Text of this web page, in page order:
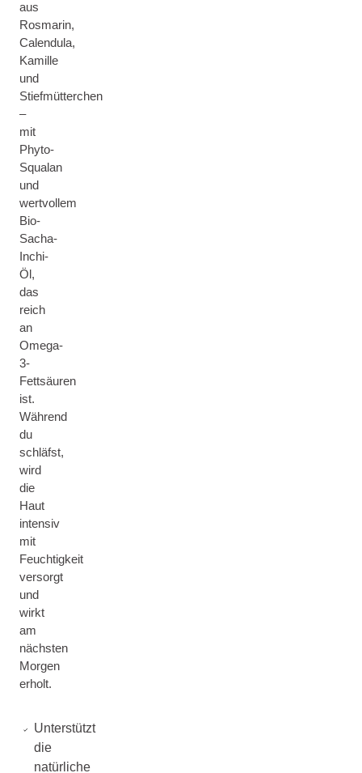
aus
Rosmarin,
Calendula,
Kamille
und
Stiefmütterchen
–
mit
Phyto-
Squalan
und
wertvollem
Bio-
Sacha-
Inchi-
Öl,
das
reich
an
Omega-
3-
Fettsäuren
ist.
Während
du
schläfst,
wird
die
Haut
intensiv
mit
Feuchtigkeit
versorgt
und
wirkt
am
nächsten
Morgen
erholt.
Unterstützt
die
natürliche